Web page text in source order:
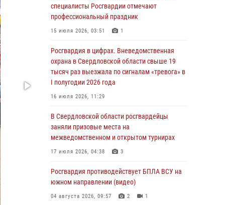
31 июля 2026, 12:27 1
Росгвардия обеспечивает безопасность
31 июля 2026, 06:56 1
Представитель Управления Росгвардии по
Свердловской области рассказал об итогах
работы подразделения в эфире
30 июля 2026, 11:33 1
В Свердловской области росгвардейцы стали
призерами спартакиады «Динамо» памяти
29 июля 2026, 12:30 6
Православные священники поддержали
специалисты Росгвардии отмечают
профессиональный праздник
15 июля 2026, 03:51 1
Росгвардия в цифрах. Вневедомственная
охрана в Свердловской области свыше 19
тысяч раз выезжала по сигналам «тревога» в
I полугодии 2026 года
16 июля 2026, 11:29
В Свердловской области росгвардейцы
заняли призовые места на
межведомственном и открытом турнирах
17 июля 2026, 04:38 3
Росгвардия противодействует БПЛА ВСУ на
южном направлении (видео)
04 августа 2026, 09:57 2 1